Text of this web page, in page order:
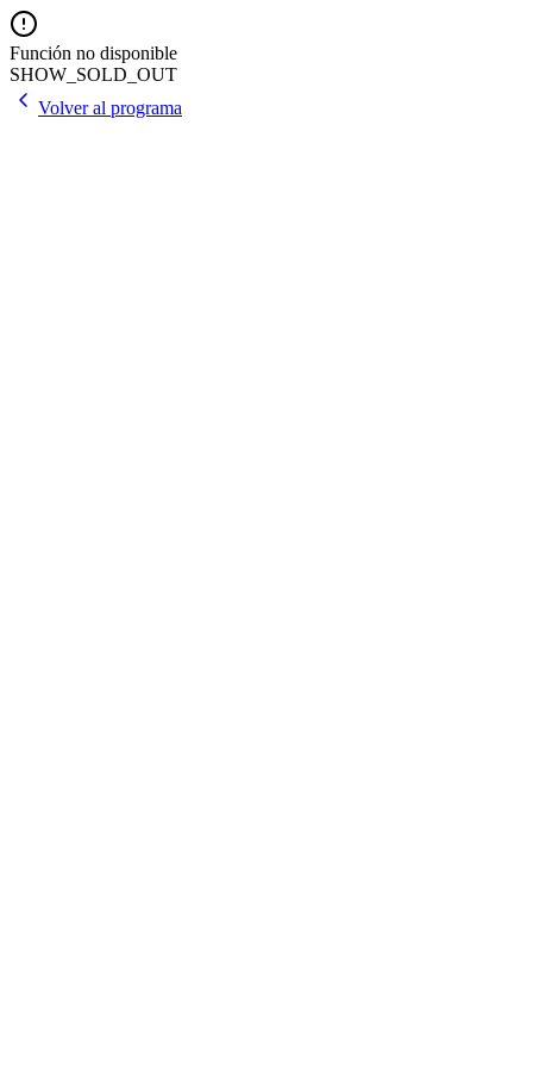
Función no disponible
SHOW_SOLD_OUT
Volver al programa